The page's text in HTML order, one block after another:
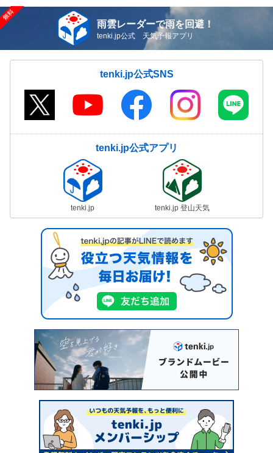
雨雲レーダーで雨を回避！
tenki.jp公式 天気予報アプリ
tenki.jp公式SNS
tenki.jp公式アプリ
tenki.jp tenki.jp 登山天気